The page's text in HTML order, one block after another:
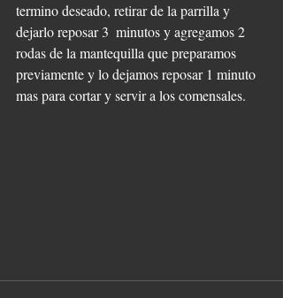
termino deseado, retirar de la parrilla y
dejarlo reposar 3  minutos y agregamos 2
rodas de la mantequilla que preparamos
previamente y lo dejamos reposar 1 minuto
mas para cortar y servir a los comensales.